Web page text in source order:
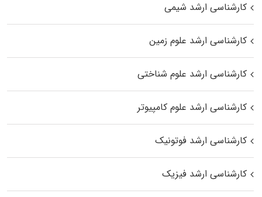
کارشناسی ارشد شیمی
کارشناسی ارشد علوم زمین
کارشناسی ارشد علوم شناختی
کارشناسی ارشد علوم کامپیوتر
کارشناسی ارشد فوتونیک
کارشناسی ارشد فیزیک